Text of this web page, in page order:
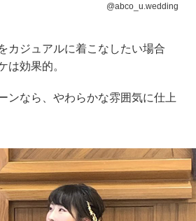
@abco_u.wedding
カジュアルに着こなしたい場合
は効果的。
ンなら、やわらかな雰囲気に仕上